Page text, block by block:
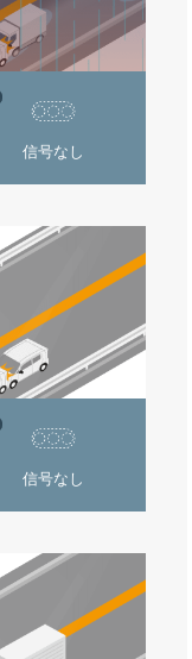
信号なし
信号なし